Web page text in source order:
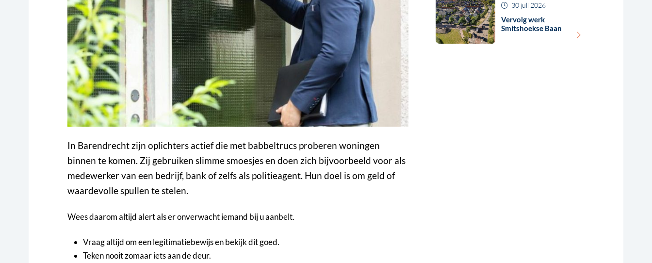
In Barendrecht zijn oplichters actief die met babbeltrucs proberen woningen
binnen te komen. Zij gebruiken slimme smoesjes en doen zich bijvoorbeeld voor als
medewerker van een bedrijf, bank of zelfs als politieagent. Hun doel is om geld of
waardevolle spullen te stelen.
Wees daarom altijd alert als er onverwacht iemand bij u aanbelt.
Vraag altijd om een legitimatiebewijs en bekijk dit goed.
Teken nooit zomaar iets aan de deur.
Vervolg werk
Smitshoekse Baan
30 juli 2026